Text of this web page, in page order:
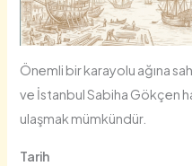
Önemli bir karayolu ağına
ve İstanbul Sabiha Gökçen
ulaşmak mümkündür.
Tarih